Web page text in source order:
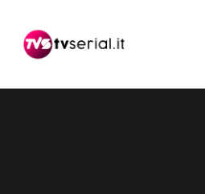
navigazione
contenuto
barra
primaria